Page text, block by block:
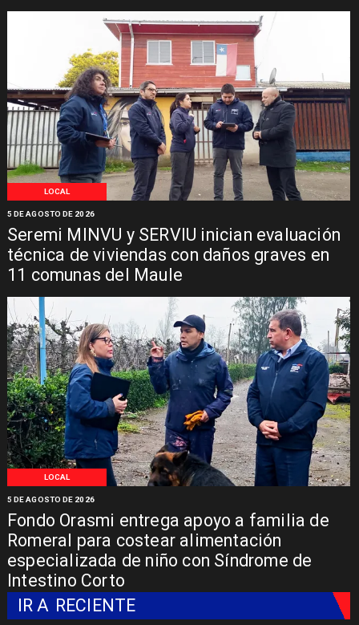
LOCAL
Seremi MINVU y SERVIU inician evaluación
técnica de viviendas con daños graves en
11 comunas del Maule
5 DE AGOSTO DE 2026
LOCAL
Fondo Orasmi entrega apoyo a familia de
Romeral para costear alimentación
especializada de niño con Síndrome de
Intestino Corto
5 DE AGOSTO DE 2026
IR A RECIENTE